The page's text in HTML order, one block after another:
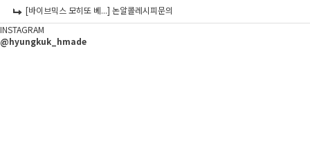
[바이브믹스 모히또 베...] 논알콜레시피문의
INSTAGRAM
@hyungkuk_hmade